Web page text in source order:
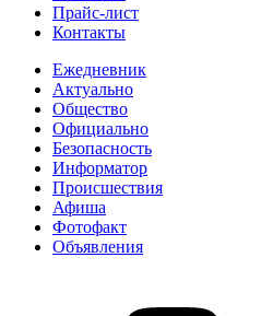
Прайс-лист
Контакты
Ежедневник
Актуально
Общество
Официально
Безопасность
Информатор
Происшествия
Афиша
Фотофакт
Объявления